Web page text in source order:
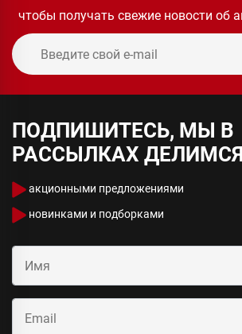
чтобы получать свежие новости об
ПОДПИШИТЕСЬ, МЫ В
РАССЫЛКАХ ДЕЛИМСЯ
акционными предложениями
новинками и подборками